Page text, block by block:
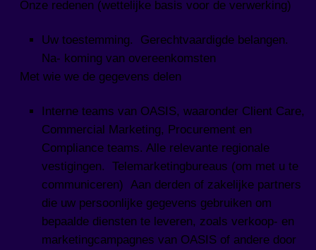
Onze redenen (wettelijke basis voor de verwerking)
Uw toestemming. Gerechtvaardigde belangen.
Na- koming van overeenkomsten
Met wie we de gegevens delen
Interne teams van OASIS, waaronder Client Care,
Commercial Marketing, Procurement en
Compliance teams. Alle relevante regionale
vestigingen. Telemarketingbureaus (om met u te
communiceren) Aan derden of zakelijke partners
die uw persoonlijke gegevens gebruiken om
bepaalde diensten te leveren, zoals verkoop- en
marketingcampagnes van OASIS of andere door